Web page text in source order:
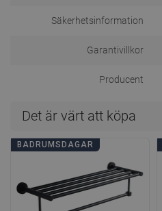
Säkerhetsinformation
Garantivillkor
Producent
Det är värt att köpa
BADRUMSDAGAR